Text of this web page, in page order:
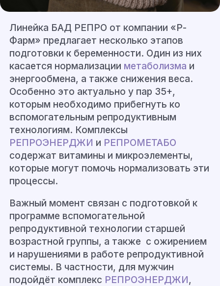
Линейка БАД РЕПРО от компании «Р-
Фарм» предлагает несколько этапов
подготовки к беременности. Один из них
касается нормализации метаболизма и
энергообмена, а также снижения веса.
Особенно это актуально у пар 35+,
которым необходимо прибегнуть ко
вспомогательным репродуктивным
технологиям. Комплексы
РЕПРОЭНЕРДЖИ и РЕПРОМЕТАБО
содержат витамины и микроэлементы,
которые могут помочь нормализовать эти
процессы.
Важный момент связан с подготовкой к
программе вспомогательной
репродуктивной технологии старшей
возрастной группы, а также с ожирением
и нарушениями в работе репродуктивной
системы. В частности, для мужчин
подойдёт комплекс РЕПРОЭНЕРДЖИ,